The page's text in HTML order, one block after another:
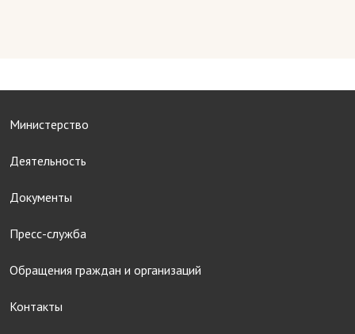
Министерство
Деятельность
Документы
Пресс-служба
Обращения граждан и организаций
Контакты